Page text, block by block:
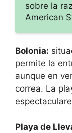
sobre la
American
Bolonia:
permite la
aunque en
correa. La
Playa de